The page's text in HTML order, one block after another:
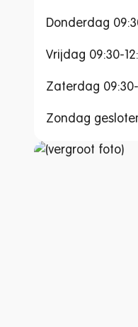
Donderdag
Vrijdag 09:30-
Zaterdag 09:30-
Zondag